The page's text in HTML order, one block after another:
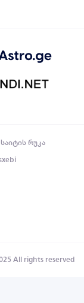
საიტის რუკა
All rights reserved